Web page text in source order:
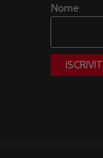
Nome